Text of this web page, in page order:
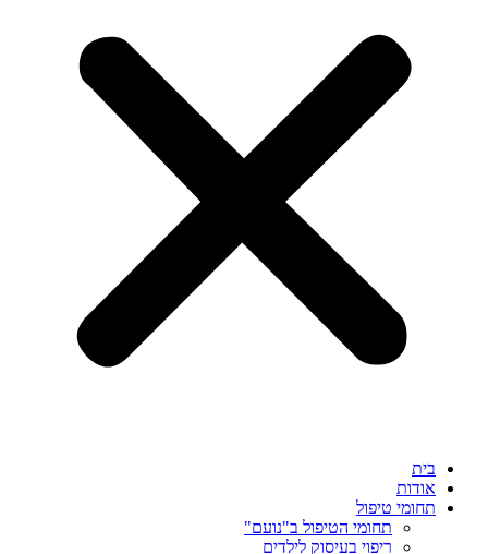
בית
אודות
תחומי טיפול
תחומי הטיפול ב"נועם"
ריפוי בעיסוק לילדים